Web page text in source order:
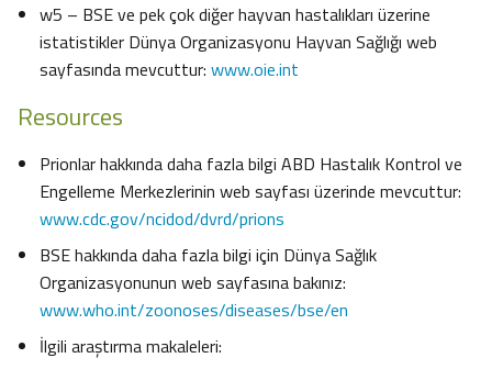
w5 – BSE ve pek çok diğer hayvan hastalıkları üzerine
istatistikler Dünya Organizasyonu Hayvan Sağlığı web
sayfasında mevcuttur: www.oie.int
Resources
Prionlar hakkında daha fazla bilgi ABD Hastalık Kontrol ve
Engelleme Merkezlerinin web sayfası üzerinde mevcuttur:
www.cdc.gov/ncidod/dvrd/prions
BSE hakkında daha fazla bilgi için Dünya Sağlık
Organizasyonunun web sayfasına bakınız:
www.who.int/zoonoses/diseases/bse/en
İlgili araştırma makaleleri: